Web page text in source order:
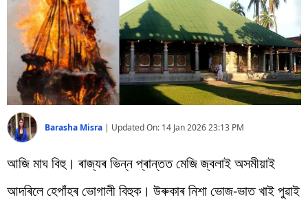
প্ৰযুক্তি
Videos
Barasha Misra | Updated On: 14 Jan 2026 23:13 PM
আজি মাঘ বিহু। ৰাজ্যৰ ভিন্ন প্ৰান্তত মেজি জ্বলাই অসমীয়াই
আদৰিলে হেপাঁহৰ ভোগালী বিহুক। উৰুকাৰ নিশা ভোজ-ভাত খাই পুৱাই